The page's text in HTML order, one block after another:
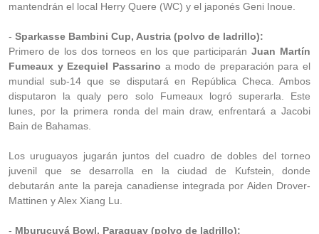
mantendrán el local Herry Quere (WC) y el japonés Geni Inoue.
- Sparkasse Bambini Cup, Austria (polvo de ladrillo):
Primero de los dos torneos en los que participaránJuan Martín
Fumeaux y Ezequiel Passarino a modo de preparación para el
mundial sub-14 que se disputará en República Checa. Ambos
disputaron la qualy pero solo Fumeaux logró superarla. Este
lunes, por la primera ronda del main draw, enfrentará a Jacobi
Bain de Bahamas.
Los uruguayos jugarán juntos del cuadro de dobles del torneo
juvenil que se desarrolla en la ciudad de Kufstein, donde
debutarán ante la pareja canadiense integrada por Aiden Drover-
Mattinen y Alex Xiang Lu.
- Mburucuyá Bowl, Paraguay (polvo de ladrillo):